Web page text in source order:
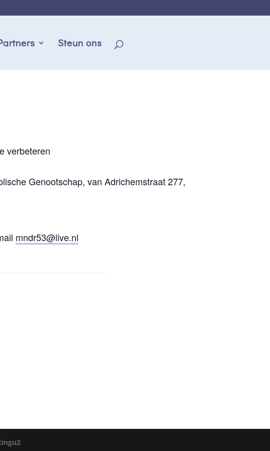
Steun ons
verbeteren
Genootschap, van Adrichemstraat 277,
mndr53@live.nl